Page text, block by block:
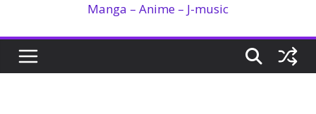
Manga – Anime – J-music